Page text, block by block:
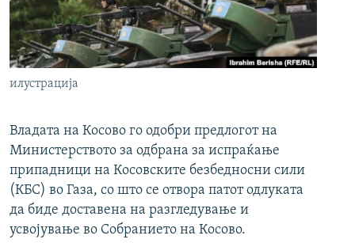
илустрација
Владата на Косово го одобри предлогот на
Министерството за одбрана за испраќање
припадници на Косовските безбедносни сили
(КБС) во Газа, со што се отвора патот одлуката
да биде доставена на разгледување и
усвојување во Собранието на Косово.